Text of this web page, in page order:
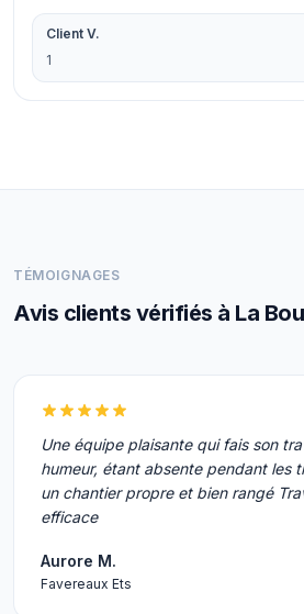
Client V.
1
TÉMOIGNAGES
Avis clients vérifiés à La
Une équipe plaisante qui fais son
humeur, étant absente pendant les
un chantier propre et bien rangé
efficace
Aurore M.
Favereaux Ets